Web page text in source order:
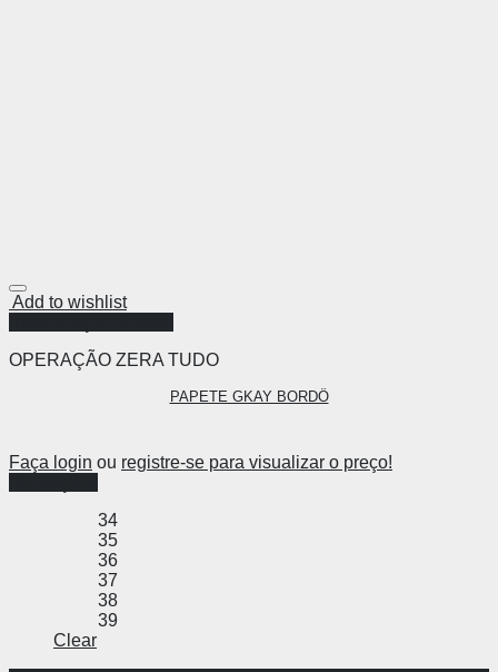
Add to wishlist
OPERAÇÃO ZERA TUDO
PAPETE GKAY BORDÔ
Faça login ou registre-se para visualizar o preço!
34
35
36
37
38
39
Clear